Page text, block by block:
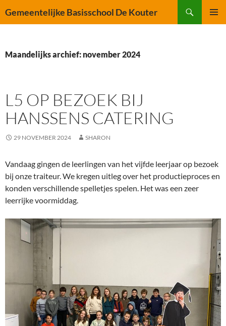
naar
Gemeentelijke Basisschool De Kouter
Maandelijks archief: november 2024
L5 OP BEZOEK BIJ
HANSSENS CATERING
29 NOVEMBER 2024 SHARON
Vandaag gingen de leerlingen van het vijfde leerjaar op bezoek
bij onze traiteur. We kregen uitleg over het productieproces en
konden verschillende spelletjes spelen. Het was een zeer
leerrijke voormiddag.